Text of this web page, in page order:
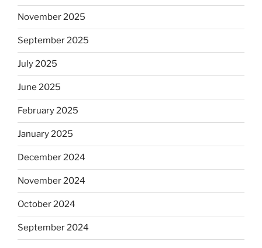
November 2025
September 2025
July 2025
June 2025
February 2025
January 2025
December 2024
November 2024
October 2024
September 2024